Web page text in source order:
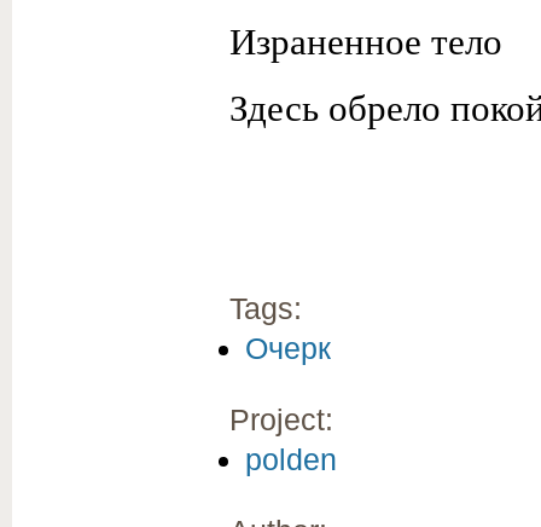
Израненное тело
Здесь обрело
Tags:
Очерк
Project:
polden